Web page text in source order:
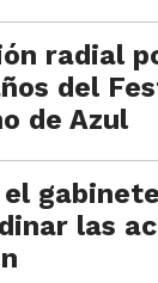
radial
del
de Azul
las